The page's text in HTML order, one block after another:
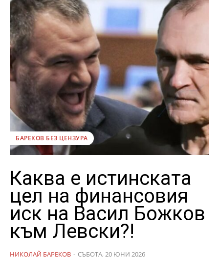
БАРЕКОВ БЕЗ ЦЕНЗУРА
Каква е истинската
цел на финансовия
иск на Васил Божков
към Левски?!
НИКОЛАЙ БАРЕКОВ - СЪБОТА, 20 ЮНИ 2026